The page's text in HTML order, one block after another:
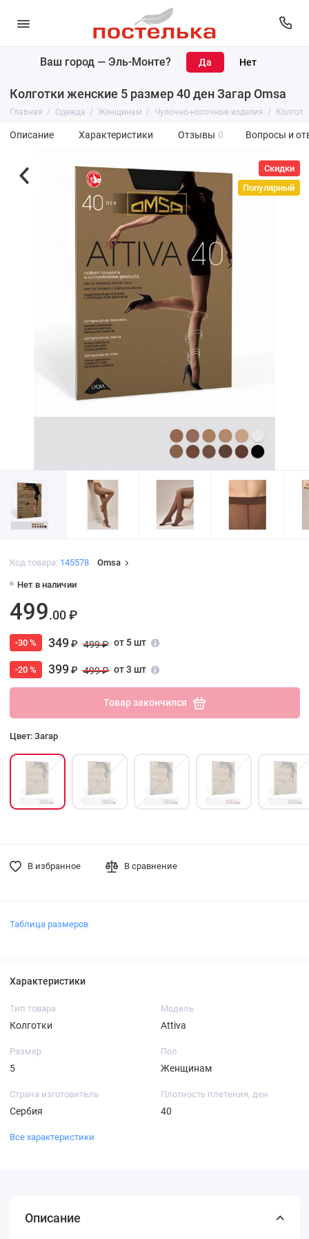
Ваш город — Эль-Монте?
Колготки женские 5 размер 40 ден Загар Omsa
Главная Одежда Женщинам Чулочно-носочные изделия
Описание Характеристики Отзывы 0 Вопросы и
Скидки
Популярный
Код товара: 145578 Omsa
Нет в наличии
499.00 ₽
-30 % 349₽ 499 ₽ от 5 шт
-20 % 399₽ 499 ₽ от 3 шт
Товар закончился
Цвет: Загар
В избранное В сравнение
Таблица размеров
Характеристики
Тип товара
Колготки
Модель
Attiva
Размер
5
Пол
Женщинам
Страна изготовитель
Сербия
Плотность плетения, ден
40
Все характеристики
Описание